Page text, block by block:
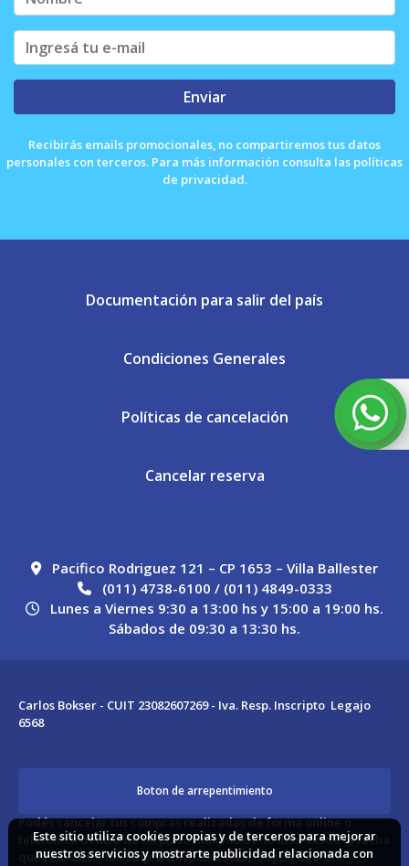
Enviar
Recibirás emails promocionales, no compartiremos tus datos
personales con terceros. Para más información consulta las políticas
de privacidad.
Documentación para salir del país
Condiciones Generales
Políticas de cancelación
Cancelar reserva
Pacifico Rodriguez 121 – CP 1653 – Villa Ballester
(011) 4738-6100 / (011) 4849-0333
Lunes a Viernes 9:30 a 13:00 hs y 15:00 a 19:00 hs.
Sábados de 09:30 a 13:30 hs.
Carlos Bokser - CUIT 23082607269 - Iva. Resp. Inscripto Legajo
6568
Boton de arrepentimiento
Podés cancelar tus compras realizadas de forma online o
telefonica dentro de un plazo máximo de 10 días desde la fecha
que realizaste la compra (Disp.954/2025). Según decreto
Este sitio utiliza cookies propias y de terceros para mejorar
nuestros servicios y mostrarte publicidad relacionada con